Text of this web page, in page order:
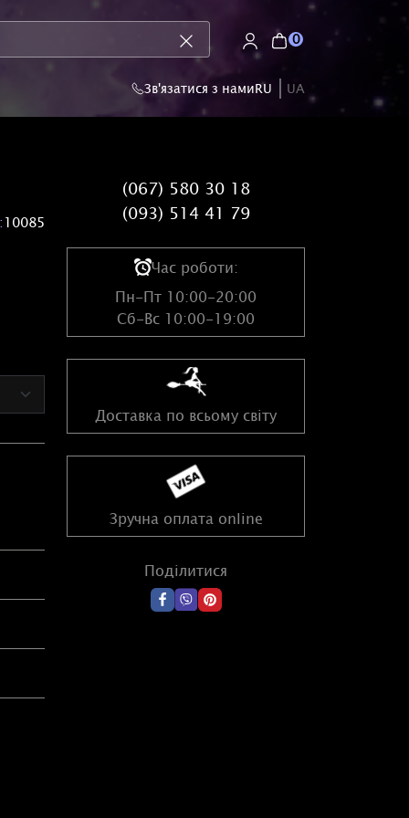
0
Зв'язатися з намиRU UA
10085
(067) 580 30 18
(093) 514 41 79
Час роботи:
Пн-Пт 10:00-20:00
Сб-Вс 10:00-19:00
Доставка по всьому світу
Зручна оплата online
Поділитися